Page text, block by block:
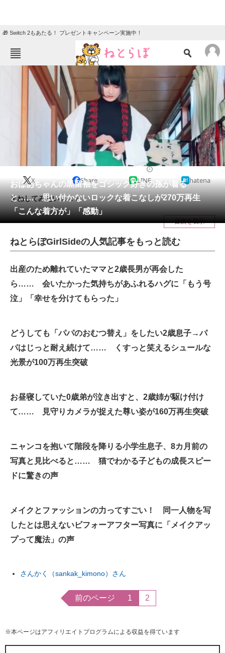
🎁 Switch 2もあたる！ プレゼントキャンペーン実施中！
ねとらぼメニュー
ニュース
クイズ
地域
教育・育児
リサーチ
会員記事
メディア
注目記事を集めた総合ページ
ITの今と未来を見通す
スマホと通信の最新トレンド
進化するPCとデバイスの未来
ビジネスと働き方のヒント
経営リーダーのコミュニティ
ITエンジニア向け専門サイト
企業向けIT製品の総合サイト
製造業のIT導入・活用を支援
モノづくり技術者専門サイト
電子設計の基本と応用
エネルギーの専門メディア
ちょっと気になるネットの話題
おばあちゃんの黒留袖をゴシック好きの孫が着る
と…… 思い付かないロックな着こなしが270万再生
「こんな着方が」「感動」
X Share LINE hatena
まねしてみたい……！
目次を表示
ねとらぼGirlSideの人気記事をもっと読む
出産のため離れていたママと2歳長男が再会した
ら…… 会いたかった気持ちがあふれるハグに「もう号
泣」「幸せを分けてもらった」
どうしても「パパのおむつ替え」をしたい2歳息子→パ
パはじっと耐え続けて…… くすっと笑えるシュールな
光景が100万再生突破
お昼寝していた0歳弟が泣き出すと、2歳姉が駆け付け
て…… 見守りカメラが捉えた尊い姿が160万再生突破
ニャンコを抱いて階段を降りる小学生息子、8カ月前の
写真と見比べると…… 猫でわかる子どもの成長スピー
ドに驚きの声
メイクとファッションの力ってすごい！ 同一人物を写
したとは思えないビフォーアフター写真に「メイクアッ
プって魔法」の声
さんかく（sankak_kimono）さん
前のページ 1 2
※本ページはアフィリエイトプログラムによる収益を得ています